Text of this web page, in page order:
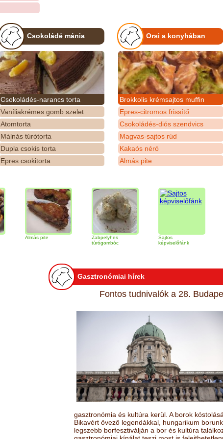
Csokoládé mánia
Csokoládés-narancs torta
Vaníliakrémes gomb szelet
Atomtorta
Málnás túrótorta
Dupla csokis torta
Epres csokitorta
Orsi a konyhában
Brokkolis krémsajtos muffin
Epres-citromos frissítő
Csokoládés-diós szendvics
Magvas-sajtos rúd
Kakaós néró
Almás pite
Zabpelyhes
túrógombóc
képviselőfánk
Gasztronómiai hírek
Fontos tudnivalók a 28.
gasztronómia és kultúra kerül. A borok
Bikavért övező legendákkal, hungarikum
legszebb borfesztiválján a bor és kultúra